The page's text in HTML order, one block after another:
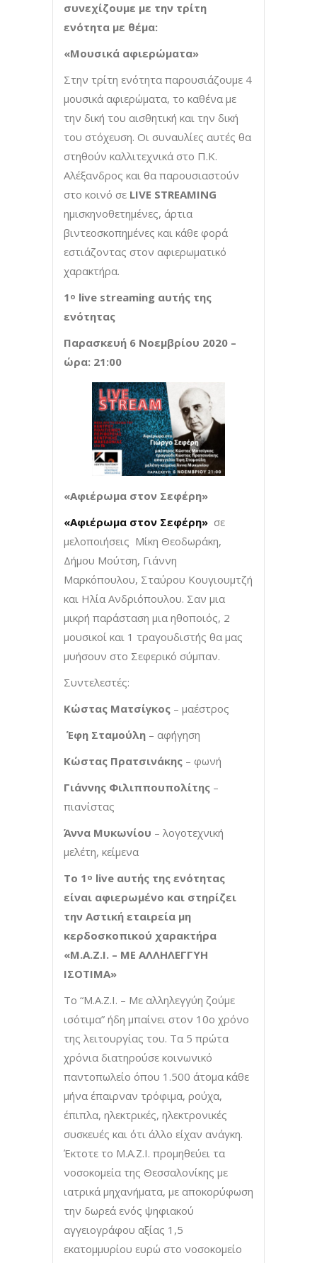
συνεχίζουμε με την τρίτη
ενότητα με θέμα:
«Μουσικά αφιερώματα»
Στην τρίτη ενότητα παρουσιάζουμε 4
μουσικά αφιερώματα, το καθένα με
την δική του αισθητική και την δική
του στόχευση. Οι συναυλίες αυτές θα
στηθούν καλλιτεχνικά στο Π.Κ.
Αλέξανδρος και θα παρουσιαστούν
στο κοινό σε LIVE STREAMING
ημισκηνοθετημένες, άρτια
βιντεοσκοπημένες και κάθε φορά
εστιάζοντας στον αφιερωματικό
χαρακτήρα.
1 ο live streaming αυτής της
ενότητας
Παρασκευή 6 Νοεμβρίου 2020 –
ώρα: 21:00
«Αφιέρωμα στον Σεφέρη»
«Αφιέρωμα στον Σεφέρη» σε
μελοποιήσεις Μίκη Θεοδωράκη,
Δήμου Μούτση, Γιάννη
Μαρκόπουλου, Σταύρου Κουγιουμτζή
και Ηλία Ανδριόπουλου. Σαν μια
μικρή παράσταση μια ηθοποιός, 2
μουσικοί και 1 τραγουδιστής θα μας
μυήσουν στο Σεφερικό σύμπαν.
Συντελεστές:
Κώστας Ματσίγκος – μαέστρος
Έφη Σταμούλη – αφήγηση
Κώστας Πρατσινάκης – φωνή
Γιάννης Φιλιππουπολίτης –
πιανίστας
Άννα Μυκωνίου – λογοτεχνική
μελέτη, κείμενα
Το 1 ο live αυτής της ενότητας
είναι αφιερωμένο και στηρίζει
την Αστική εταιρεία μη
κερδοσκοπικού χαρακτήρα
«Μ.Α.Ζ.Ι. – ΜΕ ΑΛΛΗΛΕΓΓΥΗ
ΙΣΟΤΙΜΑ»
Το “Μ.Α.Ζ.Ι. – Με αλληλεγγύη ζούμε
ισότιμα” ήδη μπαίνει στον 10ο χρόνο
της λειτουργίας του. Τα 5 πρώτα
χρόνια διατηρούσε κοινωνικό
παντοπωλείο όπου 1.500 άτομα κάθε
μήνα έπαιρναν τρόφιμα, ρούχα,
έπιπλα, ηλεκτρικές, ηλεκτρονικές
συσκευές και ότι άλλο είχαν ανάγκη.
Έκτοτε το Μ.Α.Ζ.Ι. προμηθεύει τα
νοσοκομεία της Θεσσαλονίκης με
ιατρικά μηχανήματα, με αποκορύφωση
την δωρεά ενός ψηφιακού
αγγειογράφου αξίας 1,5
εκατομμυρίου ευρώ στο νοσοκομείο